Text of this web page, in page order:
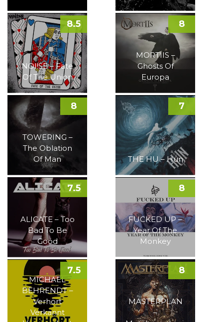
NOI!SE – Fate
Of The Union
8.5
MORTIIS –
Ghosts Of
Europa
8
TOWERING –
The Oblation
Of Man
8
THE HU – Hun
7
ALICATE – Too
Bad To Be
Good
7.5
FUCKED UP –
Year Of The
Monkey
8
MICHAEL
BEHRENDT –
Verhört
Verkannt
7.5
MASTERPLAN
–
8